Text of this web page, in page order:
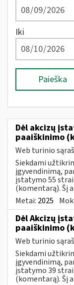
Iki
Paieška
Dėl akcizų
paaiškinimo
Web turinio
Siekdami
įgyvendinimą,
įstatymo 55
(komentarą). Šį
Metai: 2025
Dėl Akcizų
paaiškinimo
Web turinio
Siekdami
įgyvendinimą,
įstatymo 39
(komentarą). Šį